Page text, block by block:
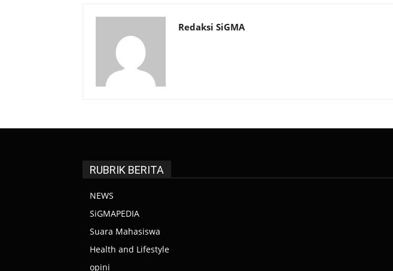
Redaksi SiGMA
RUBRIK BERITA
NEWS
SiGMAPEDIA
Suara Mahasiswa
Health and Lifestyle
opini